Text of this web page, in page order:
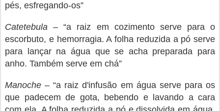
pés, esfregando-os”
Catetebula – “a raiz em cozimento serve para o
escorbuto, e hemorragia. A folha reduzida a pó serve
para lançar na água que se acha preparada para
anho. Também serve em chá”
Manoche – “a raiz d'infusão em água serve para os
que padecem de gota, bebendo e lavando a cara